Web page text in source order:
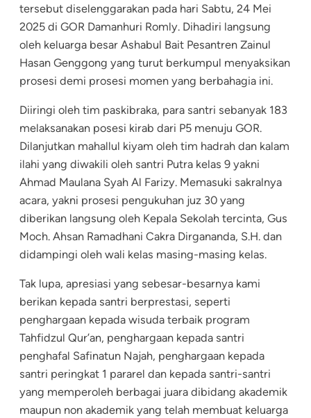
tersebut diselenggarakan pada hari Sabtu, 24 Mei
2025 di GOR Damanhuri Romly. Dihadiri langsung
oleh keluarga besar Ashabul Bait Pesantren Zainul
Hasan Genggong yang turut berkumpul menyaksikan
prosesi demi prosesi momen yang berbahagia ini.
Diiringi oleh tim paskibraka, para santri sebanyak 183
melaksanakan posesi kirab dari P5 menuju GOR.
Dilanjutkan mahallul kiyam oleh tim hadrah dan kalam
ilahi yang diwakili oleh santri Putra kelas 9 yakni
Ahmad Maulana Syah Al Farizy. Memasuki sakralnya
acara, yakni prosesi pengukuhan juz 30 yang
diberikan langsung oleh Kepala Sekolah tercinta, Gus
Moch. Ahsan Ramadhani Cakra Dirgananda, S.H. dan
didampingi oleh wali kelas masing-masing kelas.
Tak lupa, apresiasi yang sebesar-besarnya kami
berikan kepada santri berprestasi, seperti
penghargaan kepada wisuda terbaik program
Tahfidzul Qur’an, penghargaan kepada santri
penghafal Safinatun Najah, penghargaan kepada
santri peringkat 1 pararel dan kepada santri-santri
yang memperoleh berbagai juara dibidang akademik
maupun non akademik yang telah membuat keluarga